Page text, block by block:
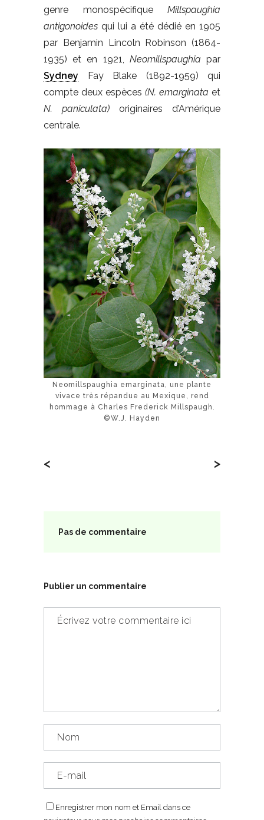
genre monospécifique Millspaughia
antigonoides qui lui a été dédié en 1905
par Benjamin Lincoln Robinson (1864-
1935) et en 1921, Neomillspaughia par
Sydney Fay Blake (1892-1959) qui
compte deux espèces (N. emarginata et
N. paniculata) originaires d’Amérique
centrale.
Neomillspaughia emarginata, une plante
vivace très répandue au Mexique, rend
hommage à Charles Frederick Millspaugh.
©W.J. Hayden
< >
Pas de commentaire
Publier un commentaire
Enregistrer mon nom et Email dans ce